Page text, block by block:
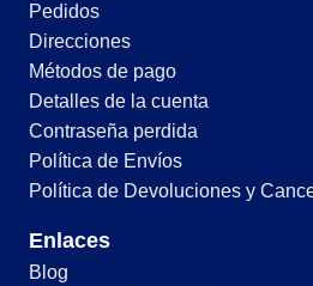
Pedidos
Direcciones
Métodos de pago
Detalles de la cuenta
Contraseña perdida
Política de Envíos
Política de Devoluciones y
Enlaces
Blog